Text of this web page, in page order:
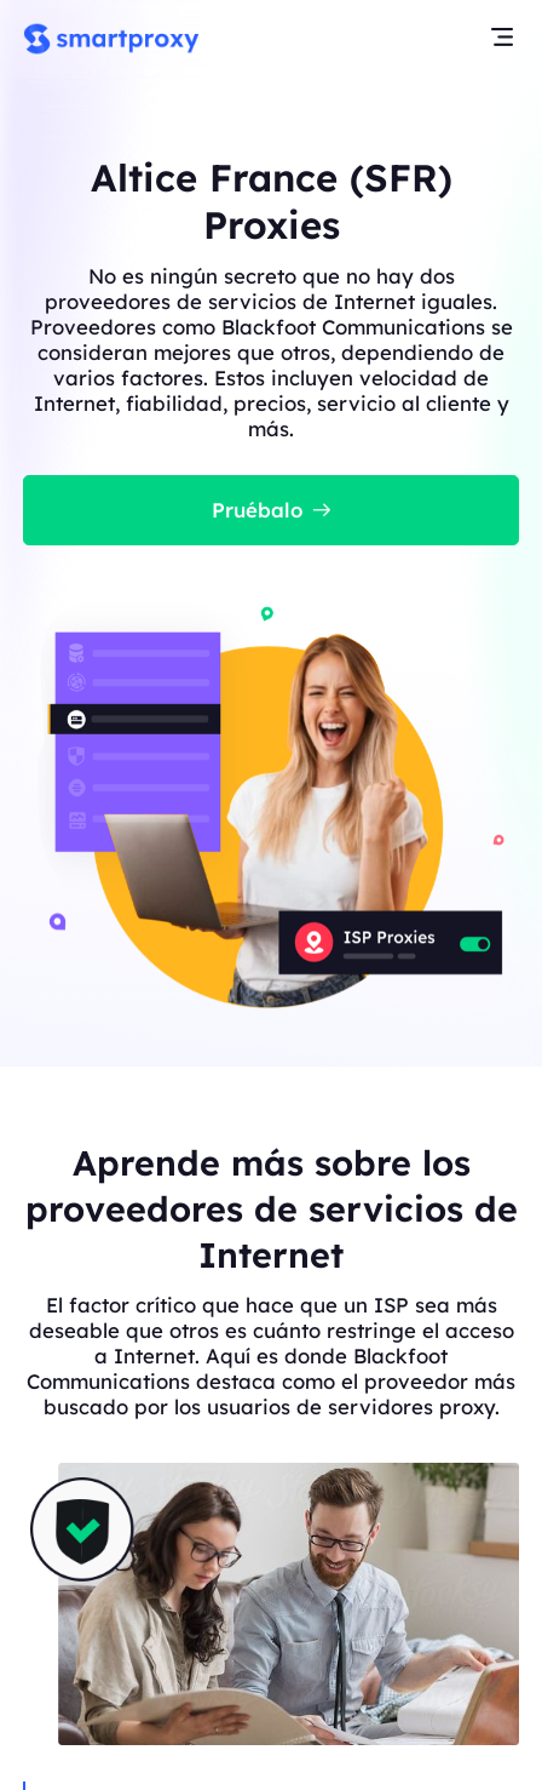
Altice France (SFR)
Proxies
No es ningún secreto que no hay dos
proveedores de servicios de Internet iguales.
Proveedores como Blackfoot Communications se
consideran mejores que otros, dependiendo de
varios factores. Estos incluyen velocidad de
Internet, fiabilidad, precios, servicio al cliente y
más.
Pruébalo
Aprende más sobre los
proveedores de servicios de
Internet
El factor crítico que hace que un ISP sea más
deseable que otros es cuánto restringe el acceso
a Internet. Aquí es donde Blackfoot
Communications destaca como el proveedor más
buscado por los usuarios de servidores proxy.